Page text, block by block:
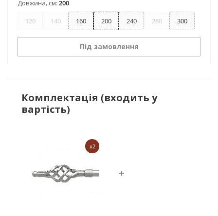
Довжина, см:200
120 140 160 200 240 280 300
Під замовлення
Комплектація (входить у
вартість)
x2